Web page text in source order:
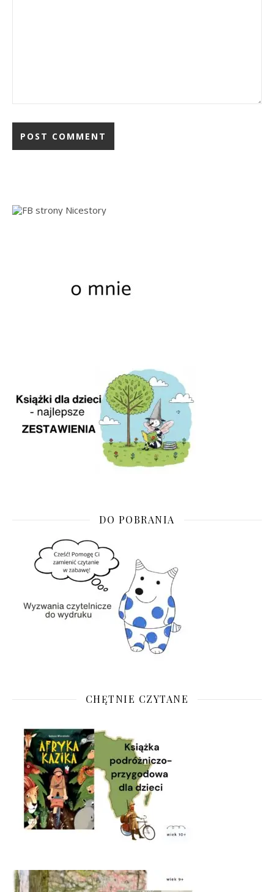
DO POBRANIA
CHĘTNIE CZYTANE